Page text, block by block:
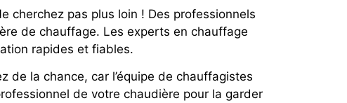
cherchez pas plus loin ! Des professionnels
de chauffage. Les experts en chauffage
rapides et fiables.
de la chance, car l’équipe de chauffagistes
de votre chaudière pour la garder